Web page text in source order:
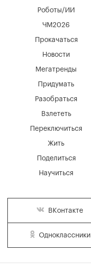
Мегатренды
Придумать
Разобраться
Взлететь
Новости
Переключиться
Жить
Поделиться
Научиться
Роботы/ИИ
ЧМ2026
Прокачаться
ВКонтакте
Одноклассники